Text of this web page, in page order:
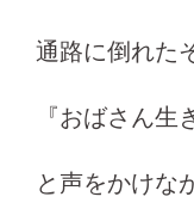
通路に倒れた
『おばさん生
と声をかけな